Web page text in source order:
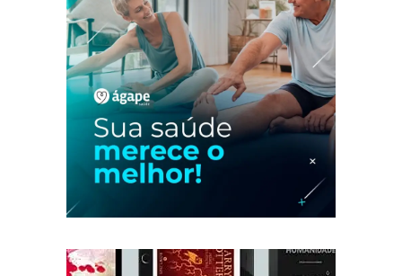
ESPANHA NO CICLISMO LA VUELTA – O
PASSEIO DE BICICLETA
No Comments